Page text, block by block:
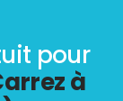
pour
à